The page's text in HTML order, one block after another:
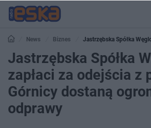
News Biznes
Jastrzębska Spółka
pracy. Górnicy dostaną ogromne odprawy
Jastrzębska Spółka
zapłaci za odejścia z
Górnicy dostaną
odprawy